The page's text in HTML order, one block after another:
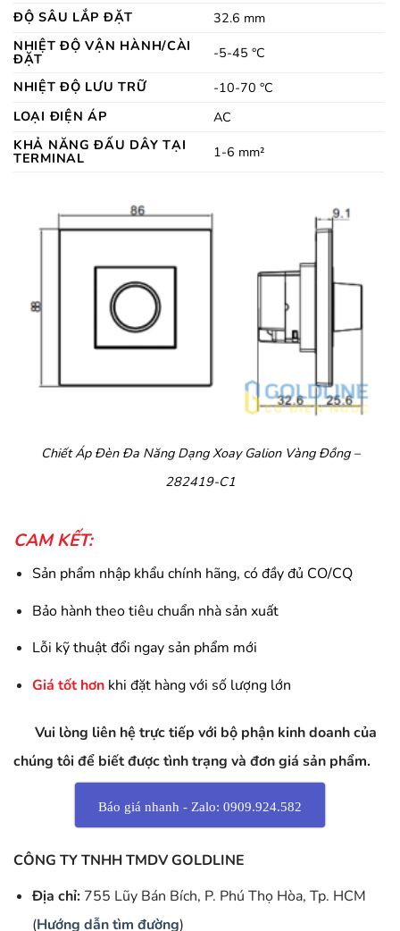
ĐỘ SÂU LẮP ĐẶT
32.6 mm
NHIỆT ĐỘ VẬN HÀNH/CÀI
ĐẶT
-5-45 °C
NHIỆT ĐỘ LƯU TRỮ
-10-70 °C
LOẠI ĐIỆN ÁP
AC
KHẢ NĂNG ĐẤU DÂY TẠI
TERMINAL 1-6 mm²
Chiết Áp Đèn Đa Năng Dạng Xoay Galion Vàng Đồng –
282419-C1
CAM KẾT:
Sản phẩm nhập khẩu chính hãng, có đầy đủ CO/CQ
Bảo hành theo tiêu chuẩn nhà sản xuất
Lỗi kỹ thuật đổi ngay sản phẩm mới
Giá tốt hơn khi đặt hàng với số lượng lớn
Vui lòng liên hệ trực tiếp với bộ phận kinh doanh của
chúng tôi để biết được tình trạng và đơn giá sản phẩm.
Báo giá nhanh - Zalo: 0909.924.582
CÔNG TY TNHH TMDV GOLDLINE
Địa chỉ:755 Lũy Bán Bích, P. Phú Thọ Hòa, Tp. HCM
(Hướng dẫn tìm đường)